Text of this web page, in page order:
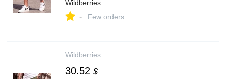
Wildberries
- Few orders
Wildberries
30.52 $